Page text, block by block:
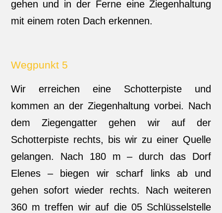
gehen und in der Ferne eine Ziegenhaltung
mit einem roten Dach erkennen.
Wegpunkt 5
Wir erreichen eine Schotterpiste und
kommen an der Ziegenhaltung vorbei. Nach
dem Ziegengatter gehen wir auf der
Schotterpiste rechts, bis wir zu einer Quelle
gelangen. Nach 180 m – durch das Dorf
Elenes – biegen wir scharf links ab und
gehen sofort wieder rechts. Nach weiteren
360 m treffen wir auf die 05 Schlüsselstelle